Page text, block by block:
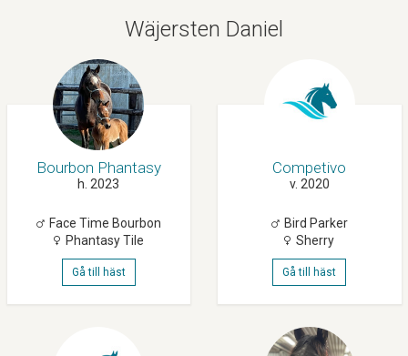
Wäjersten Daniel
Bourbon Phantasy
h. 2023
Face Time Bourbon
Phantasy Tile
Gå till häst
Competivo
v. 2020
Bird Parker
Sherry
Gå till häst